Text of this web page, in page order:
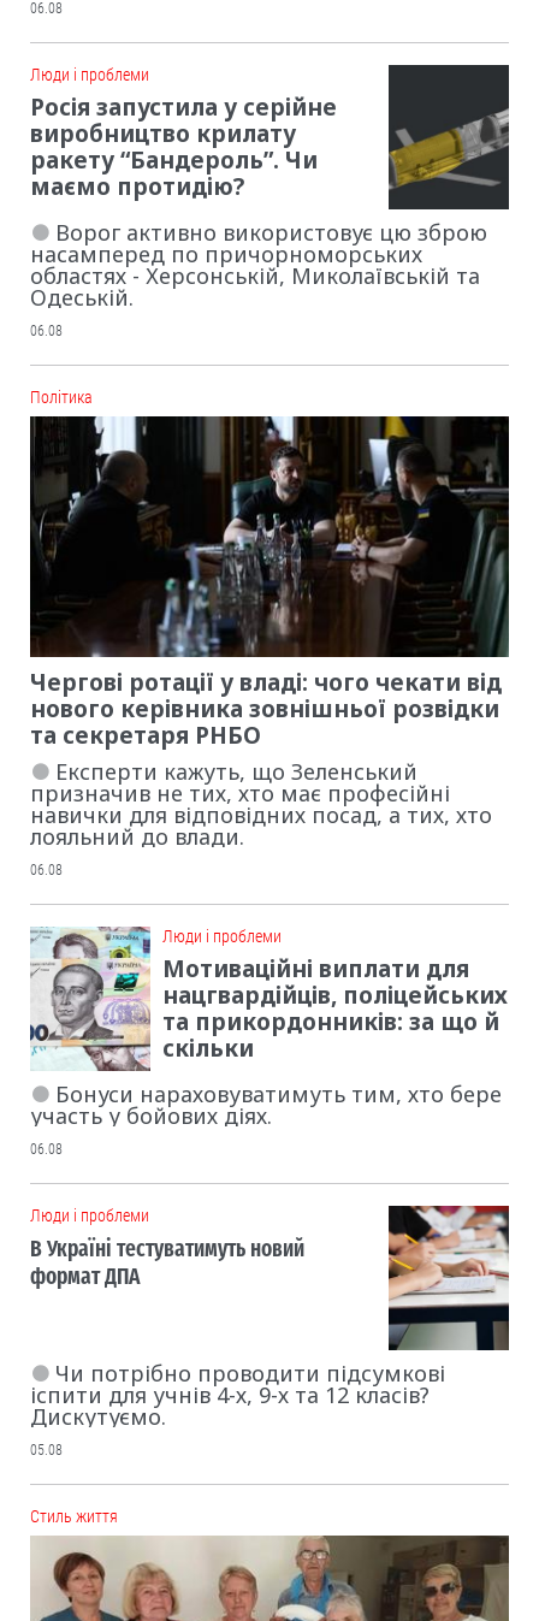
06.08
Люди і проблеми
Росія запустила у серійне
виробництво крилату
ракету “Бандероль”. Чи
маємо протидію?
Ворог активно використовує цю зброю
насамперед по причорноморських
областях - Херсонській, Миколаївській та
Одеській.
06.08
Політика
Чергові ротації у владі: чого чекати від
нового керівника зовнішньої розвідки
та секретаря РНБО
Експерти кажуть, що Зеленський
призначив не тих, хто має професійні
навички для відповідних посад, а тих, хто
лояльний до влади.
06.08
Люди і проблеми
Мотиваційні виплати для
нацгвардійців, поліцейських
та прикордонників: за що й
скільки
Бонуси нараховуватимуть тим, хто бере
участь у бойових діях.
06.08
Люди і проблеми
В Україні тестуватимуть новий
формат ДПА
Чи потрібно проводити підсумкові
іспити для учнів 4-х, 9-х та 12 класів?
Дискутуємо.
05.08
Cтиль життя